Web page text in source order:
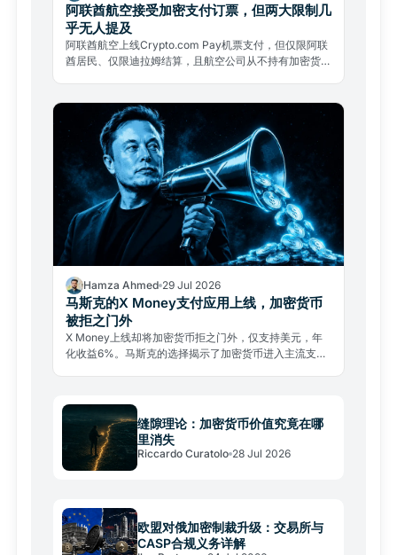
阿联酋航空接受加密支付订票，但两大限制几
乎无人提及
阿联酋航空上线Crypto.com Pay机票支付，但仅限阿联
酋居民、仅限迪拉姆结算，且航空公司从不持有加密货
Hamza Ahmed 29 Jul 2026
马斯克的X Money支付应用上线，加密货币
被拒之门外
X Money上线却将加密货币拒之门外，仅支持美元，年
化收益6%。马斯克的选择揭示了加密货币进入主流支付
缝隙理论：加密货币价值究竟在哪
里消失
Riccardo Curatolo 28 Jul 2026
欧盟对俄加密制裁升级：交易所与
CASP合规义务详解